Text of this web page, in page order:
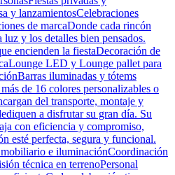
y lanzamientosCelebraciones
de marcaDonde cada rincón
y los detalles bien pensados.
encienden la fiestaDecoración de
LED y Lounge pallet para
iluminadas y tótems
de 16 colores personalizables o
del transporte, montaje y
a disfrutar su gran día. Su
con eficiencia y compromiso,
esté perfecta, segura y funcional.
e iluminaciónCoordinación
técnica en terrenoPersonal